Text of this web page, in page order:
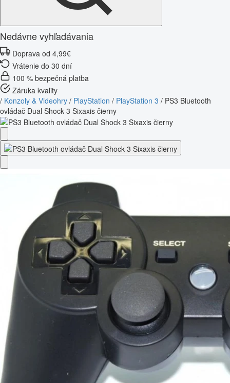
Nedávne vyhľadávania
Doprava od 4,99€
Vrátenie do 30 dní
100 % bezpečná platba
Záruka kvality
/ Konzoly & Videohry / PlayStation / PlayStation 3 / PS3 Bluetooth
ovládač Dual Shock 3 Sixaxis čierny